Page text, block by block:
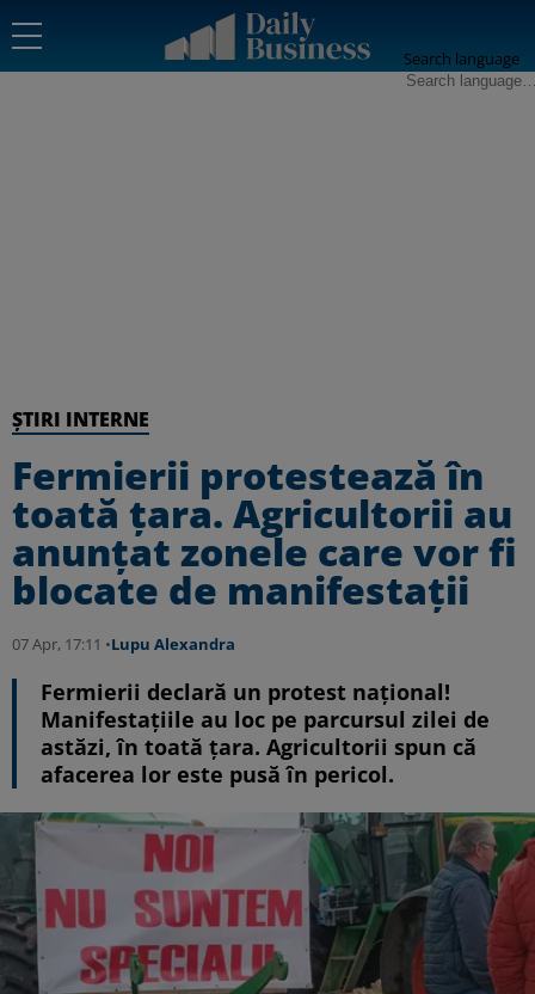
Search language
ȘTIRI INTERNE
Fermierii protestează în
toată țara. Agricultorii au
anunțat zonele care vor fi
blocate de manifestații
07 Apr, 17:11 •Lupu Alexandra
Fermierii declară un protest național!
Manifestațiile au loc pe parcursul zilei de
astăzi, în toată țara. Agricultorii spun că
afacerea lor este pusă în pericol.